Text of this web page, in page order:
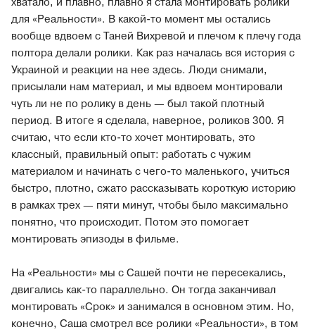
для «Реальности». В какой-то момент мы остались
вообще вдвоем с Таней Вихревой и плечом к плечу года
полтора делали ролики. Как раз началась вся история с
Украиной и реакции на нее здесь. Люди снимали,
присылали нам материал, и мы вдвоем монтировали
чуть ли не по ролику в день — был такой плотный
период. В итоге я сделала, наверное, роликов 300. Я
считаю, что если кто-то хочет монтировать, это
классный, правильный опыт: работать с чужим
материалом и начинать с чего-то маленького, учиться
быстро, плотно, сжато рассказывать короткую историю
в рамках трех — пяти минут, чтобы было максимально
понятно, что происходит. Потом это помогает
монтировать эпизоды в фильме.
На «Реальности» мы с Сашей почти не пересекались,
двигались как-то параллельно. Он тогда заканчивал
монтировать «Срок» и занимался в основном этим. Но,
конечно, Саша смотрел все ролики «Реальности», в том